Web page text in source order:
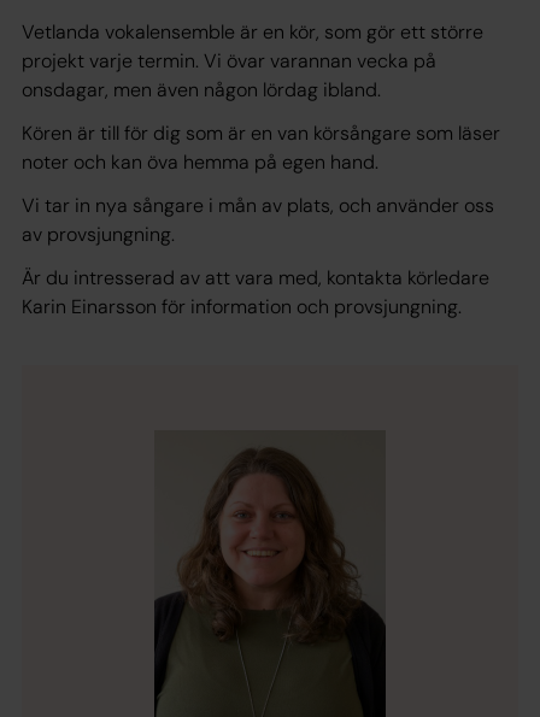
Vetlanda vokalensemble är en kör, som gör ett större
projekt varje termin. Vi övar varannan vecka på
onsdagar, men även någon lördag ibland.
Kören är till för dig som är en van körsångare som läser
noter och kan öva hemma på egen hand.
Vi tar in nya sångare i mån av plats, och använder oss
av provsjungning.
Är du intresserad av att vara med, kontakta körledare
Karin Einarsson för information och provsjungning.